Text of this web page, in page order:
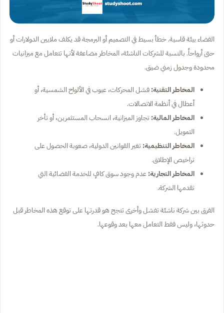
الفضاء بيئة قاسية. خطأ بسيط في التصميم أو البرمجة قد يكلف ملايين الدولارات أو
حتى أرواحاً. بالنسبة للشركات الناشئة، المخاطر مضاعفة لأنها تتعامل مع ميزانيات
محدودة وجدول زمني ضيق.
المخاطر التقنية:فشل المحركات، عيوب في الألواح الشمسية، أو
أعطال في أنظمة الاتصالات.
المخاطر المالية:تجاوز الميزانية، انسحاب المستثمرين، أو تأخر
التمويل.
المخاطر التنظيمية:تغير القوانين الدولية، صعوبة الحصول على
تراخيص الإطلاق.
المخاطر التجارية:عدم وجود سوق كافٍ للخدمة الفضائية التي
تقدمها الشركة.
الفرق بين شركة ناشئة تفشل وأخرى تنجح هو قدرتها على توقع هذه المخاطر قبل
حدوثها، وليس فقط التعامل معها بعد وقوعها.